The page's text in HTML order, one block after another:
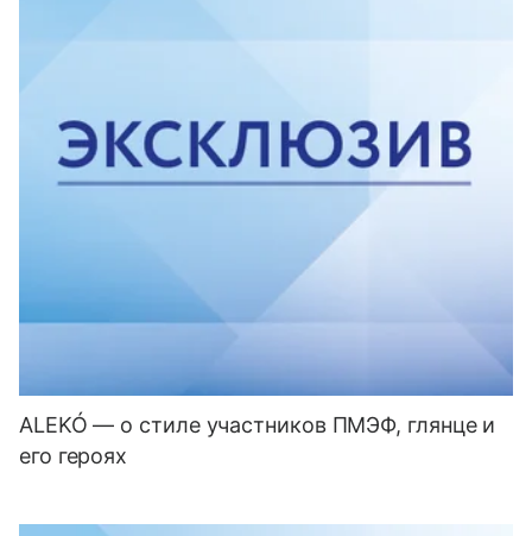
ALEKÓ — о стиле участников ПМЭФ, глянце и
его героях